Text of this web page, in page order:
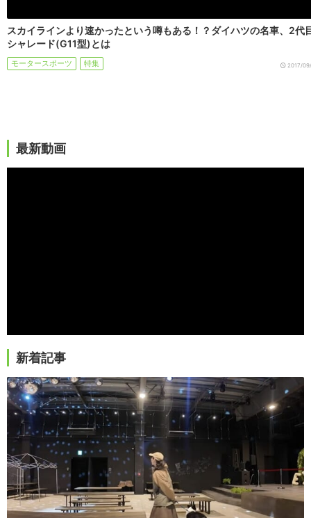
スカイラインより速かったという噂もある！？ダイハツの名車、2代
シャレード(G11型)とは
モータースポーツ 特集 2017/
最新動画
新着記事